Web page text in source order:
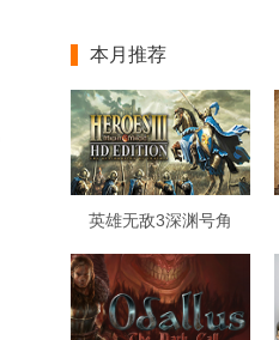
本月推荐
英雄无敌3深渊号角